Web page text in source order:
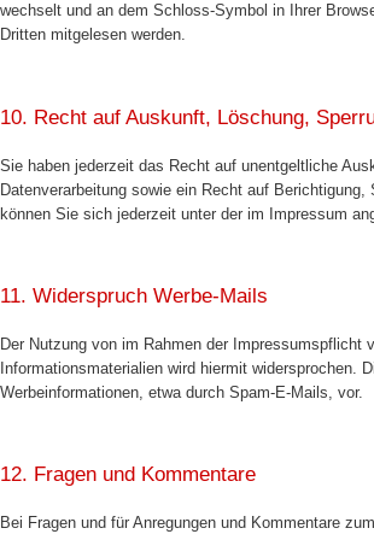
wechselt und an dem Schloss-Symbol in Ihrer
Dritten mitgelesen werden.
10. Recht auf Auskunft, Löschung,
Sie haben jederzeit das Recht auf unentgeltliche
Datenverarbeitung sowie ein Recht auf
können Sie sich jederzeit unter der im Impressum
11. Widerspruch Werbe-Mails
Der Nutzung von im Rahmen der Impressumspflicht
Informationsmaterialien wird hiermit
Werbeinformationen, etwa durch Spam-E-Mails, vor.
12. Fragen und Kommentare
Bei Fragen und für Anregungen und Kommentare